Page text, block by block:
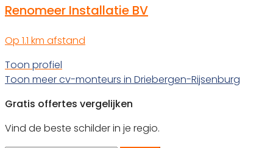
Renomeer Installatie BV
Op 1.1 km afstand
Toon profiel
Toon meer cv-monteurs in Driebergen-Rijsenburg
Gratis offertes vergelijken
Vind de beste schilder in je regio.